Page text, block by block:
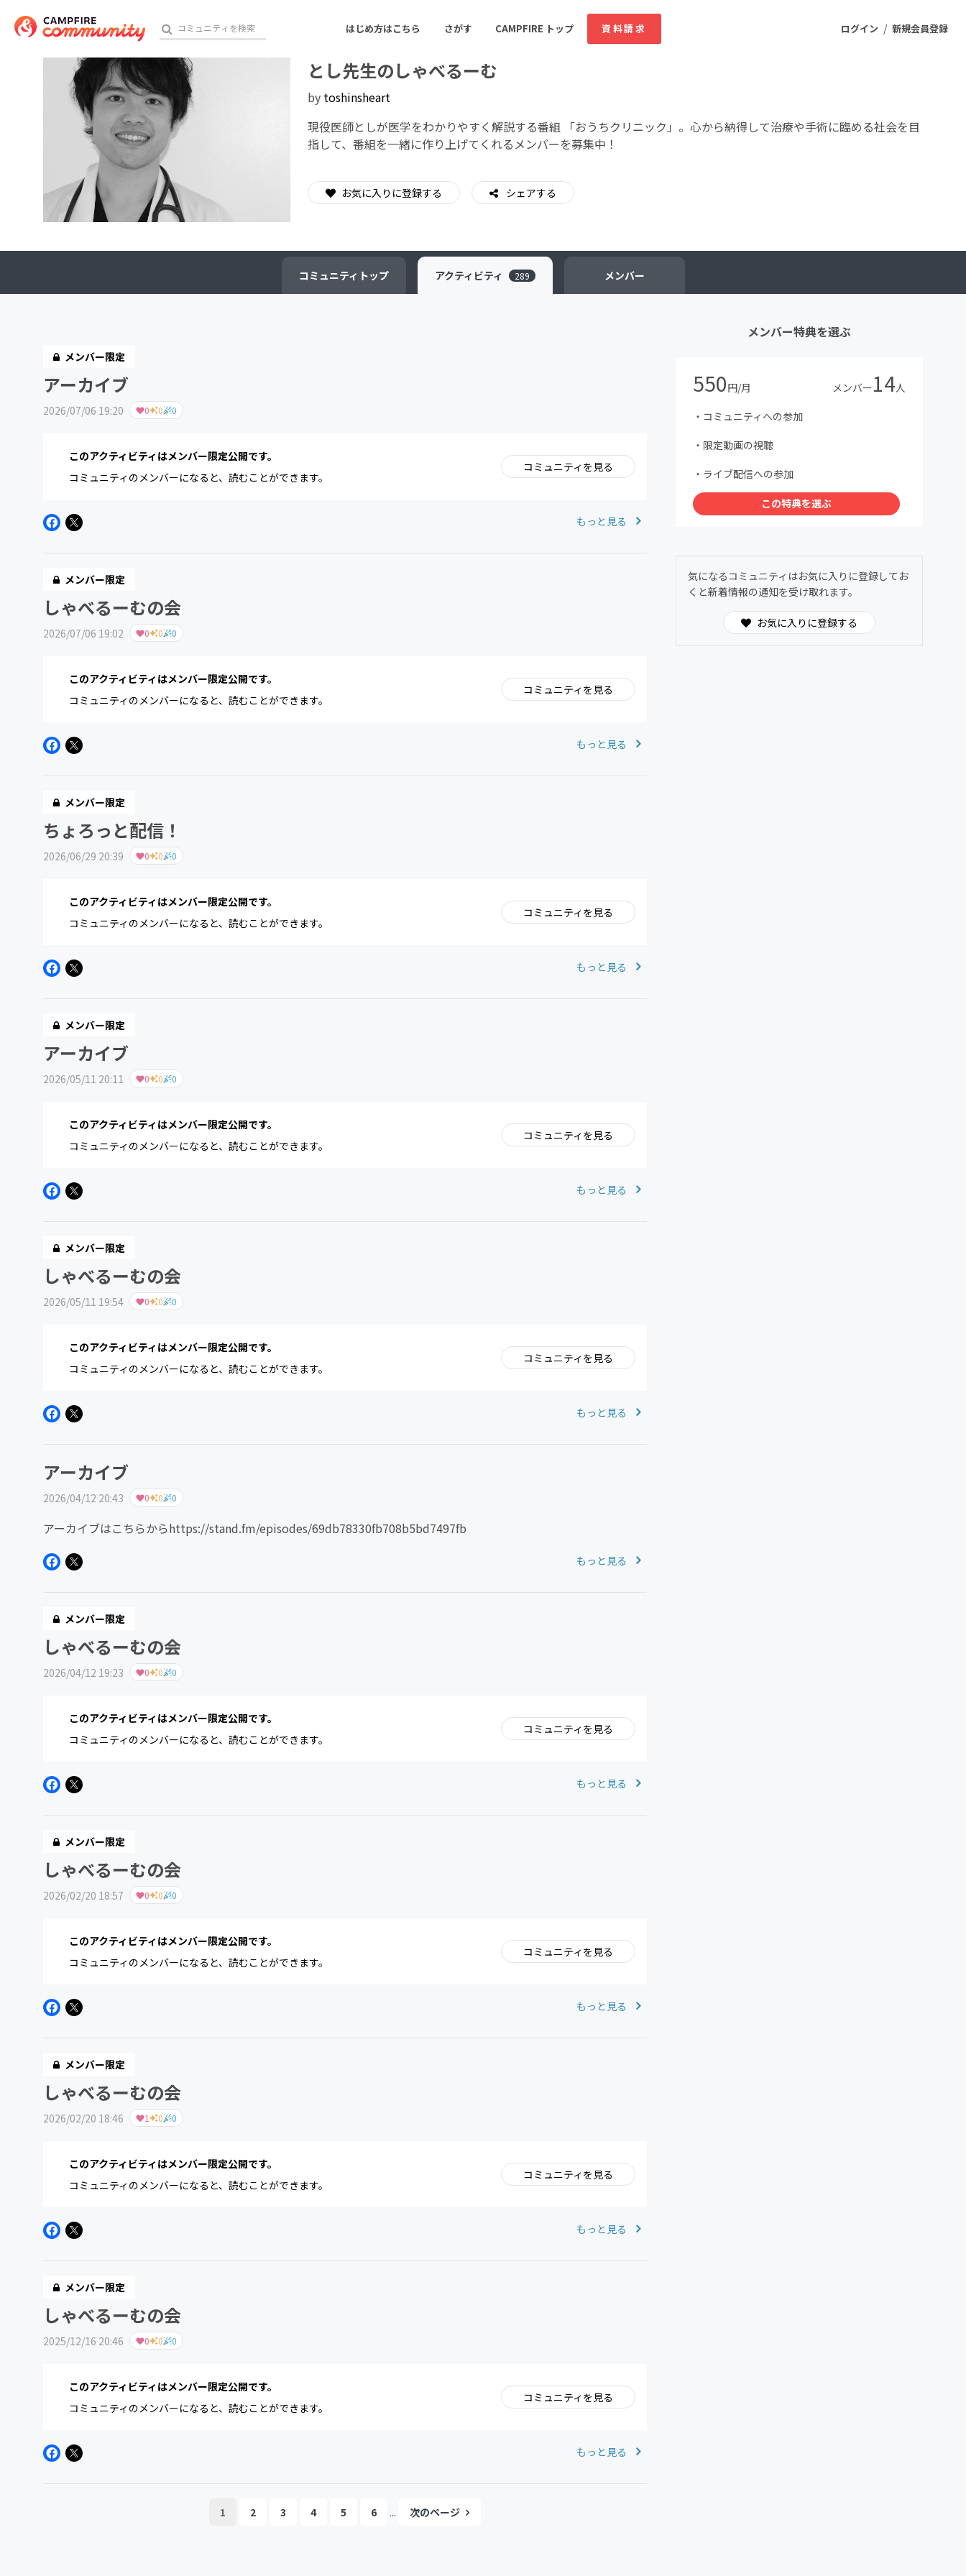
ログイン / 新規会員登録
はじめ方はこちら さがす CAMPFIRE トップ 資料請求
おすすめのコミュニティ 人気のコミュニティ 新着のコミュニティ
アート・写真
テクノロジー・ガジェット
ゲーム・サービス開発 フード・飲食店
ソーシャルグッド ビューティー・ヘルスケア
チャレンジ
とし先生のしゃべるーむ
by toshinsheart
現役医師としが医学をわかりやすく解説する番組 「おうちクリニック」。心から納得して治療や手術に臨める社会を目
指して、番組を一緒に作り上げてくれるメンバーを募集中！
お気に入りに登録する シェアする
コミュニティ トップ アクティビティ 289 メンバー
メンバー限定
アーカイブ
2026/07/06 19:20 0 0 0
このアクティビティはメンバー限定公開です。
コミュニティのメンバーになると、読むことができます。
コミュニティを見る
もっと見る
メンバー限定
しゃべるーむの会
2026/07/06 19:02 0 0 0
このアクティビティはメンバー限定公開です。
コミュニティのメンバーになると、読むことができます。
コミュニティを見る
もっと見る
メンバー限定
ちょろっと配信！
2026/06/29 20:39 0 0 0
このアクティビティはメンバー限定公開です。
コミュニティのメンバーになると、読むことができます。
コミュニティを見る
もっと見る
メンバー限定
アーカイブ
2026/05/11 20:11 0 0 0
このアクティビティはメンバー限定公開です。
コミュニティのメンバーになると、読むことができます。
コミュニティを見る
もっと見る
メンバー限定
しゃべるーむの会
2026/05/11 19:54 0 0 0
このアクティビティはメンバー限定公開です。
コミュニティのメンバーになると、読むことができます。
コミュニティを見る
もっと見る
アーカイブ
2026/04/12 20:43 0 0 0
アーカイブはこちらからhttps://stand.fm/episodes/69db78330fb708b5bd7497fb
もっと見る
メンバー限定
しゃべるーむの会
2026/04/12 19:23 0 0 0
このアクティビティはメンバー限定公開です。
コミュニティのメンバーになると、読むことができます。
コミュニティを見る
もっと見る
メンバー限定
しゃべるーむの会
2026/02/20 18:57 0 0 0
このアクティビティはメンバー限定公開です。
コミュニティのメンバーになると、読むことができます。
コミュニティを見る
もっと見る
メンバー限定
しゃべるーむの会
2026/02/20 18:46 1 0 0
このアクティビティはメンバー限定公開です。
コミュニティのメンバーになると、読むことができます。
コミュニティを見る
もっと見る
メンバー限定
しゃべるーむの会
2025/12/16 20:46 0 0 0
このアクティビティはメンバー限定公開です。
コミュニティのメンバーになると、読むことができます。
コミュニティを見る
もっと見る
1 2 3 4 5 6 ... 次のページ
メンバー特典を選ぶ
550円/月 メンバー14人
・コミュニティへの参加
・限定動画の視聴
・ライブ配信への参加
この特典を選ぶ
気になるコミュニティはお気に入りに登録してお
くと新着情報の通知を受け取れます。
お気に入りに登録する